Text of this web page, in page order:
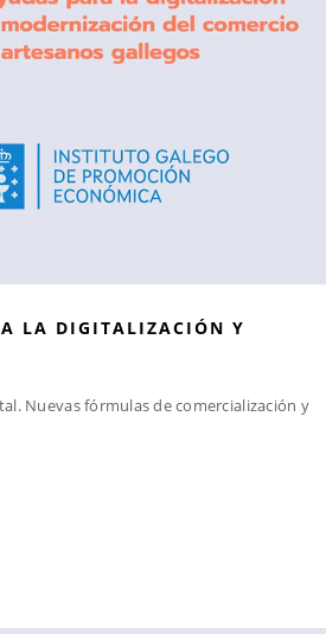
LA DIGITALIZACIÓN Y
Nuevas fórmulas de comercialización y